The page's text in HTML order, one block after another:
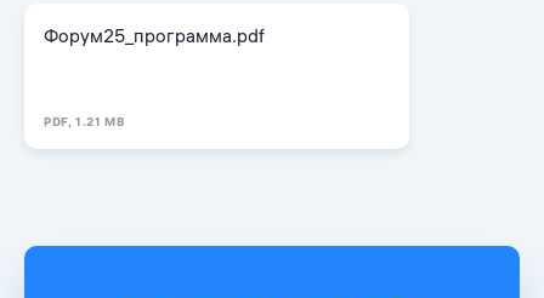
Форум25_программа.pdf
PDF, 1.21 MB